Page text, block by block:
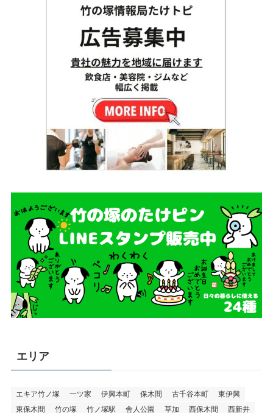
エリア
エキア竹ノ塚 一ツ家 伊興本町 保木間 古千谷本町
東伊興
東保木間
竹の塚 竹ノ塚駅 舎人公園 草加 西保木間
西新井